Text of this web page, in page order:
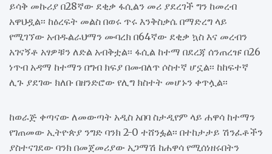
ይሳቅ መኩሪያ በ28ኛው ደቂቃ ፋሲልን መሪ ያደረገች ግን ከመረብ
አዋህዷል፡፡ ከዕረፍት መልስ በወሩ ጥሩ እንቅስቃሴ በማድረግ ላይ
የሚገኘው አብዱልራህማን ሙባረክ በ64ኛው ደቂቃ ኳስ እና መረብን
አገናኝቶ አፃዎቹን ለድል አብቅቷል፡፡ ፋሲል ከተማ በደረጃ ሰንጠረዡ በ26
ነጥብ አዳማ ከተማን በግብ ክፍያ በመብለጥ ሶስተኛ ሆኗል፡፡ ከከፍተኛ
ሊጉ ያደገው ክለቡ በዘንድሮው የሊግ ክስተት መሆኑን ቀጥሏል፡፡
ከወራጅ ቀጣናው ለመውጣት አዲስ አበባ ስታዲየም ላይ ሐዋሳ ከተማን
የገጠመው ኢትዮጵያ ንግድ ባንክ 2-0 ተሸንፏል፡፡ በተከታታይ ሽንፈቶችን
ያስተናገደው ባንክ በመጀመሪያው አጋማሽ ከሐዋሳ የሚሰነዘሩበትን